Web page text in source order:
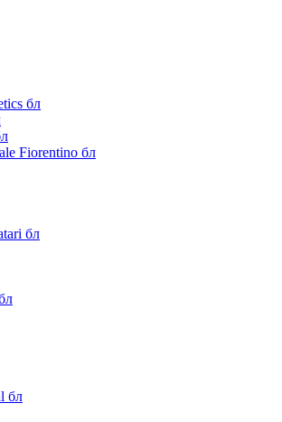
бл
Fiorentino бл
бл
бл